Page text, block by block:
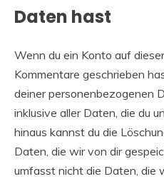
Daten hast
Wenn du ein Konto auf
Kommentare geschrieben
deiner personenbezogenen
inklusive aller Daten, die du
hinaus kannst du die
Daten, die wir von dir
umfasst nicht die Daten, die